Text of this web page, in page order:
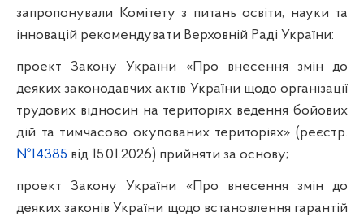
запропонували Комітету з питань освіти, науки та
інновацій рекомендувати Верховній Раді України:
проект Закону України «Про внесення змін до
деяких законодавчих актів України щодо організації
трудових відносин на територіях ведення бойових
дій та тимчасово окупованих територіях» (реєстр.
№14385 від 15.01.2026) прийняти за основу;
проект Закону України «Про внесення змін до
деяких законів України щодо встановлення гарантій